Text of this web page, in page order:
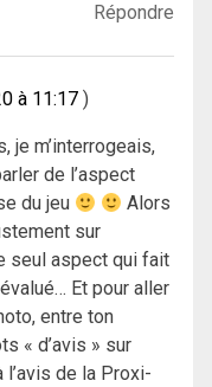
Répondre
à 11:17
je m’interrogeais,
de l’aspect
du jeu
Alors
sur
seul aspect qui fait
Et pour aller
entre ton
« d’avis » sur
de la Proxi-